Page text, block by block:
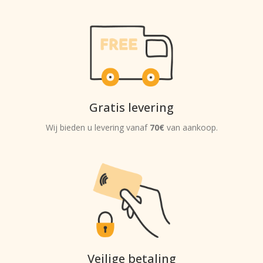
Gratis levering
Wij bieden u levering vanaf 70€ van aankoop.
Veilige betaling